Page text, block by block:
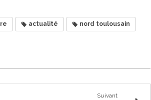
actualité nord toulousain
Suivant